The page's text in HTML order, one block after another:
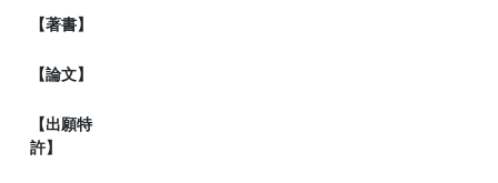
【著書】
【論文】
【出願特
許】